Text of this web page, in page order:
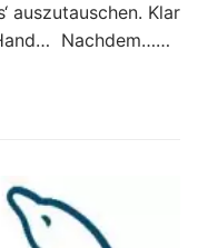
auszutauschen. Klar
Nachdem……